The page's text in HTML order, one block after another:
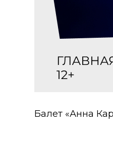
Балет «Анна